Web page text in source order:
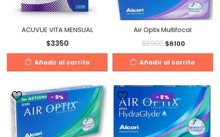
ACUVUE VITA MENSUAL
$3350
Añadir al carrito
Air Optix Multifocal
$6900 $6100
Añadir al carrito
- 9% - 8%